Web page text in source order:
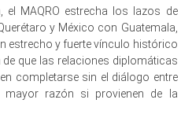
el MAQRO estrecha los lazos de
y México con Guatemala,
estrecho y fuerte vínculo histórico
que las relaciones diplomáticas
completarse sin el diálogo entre
mayor razón si provienen de la